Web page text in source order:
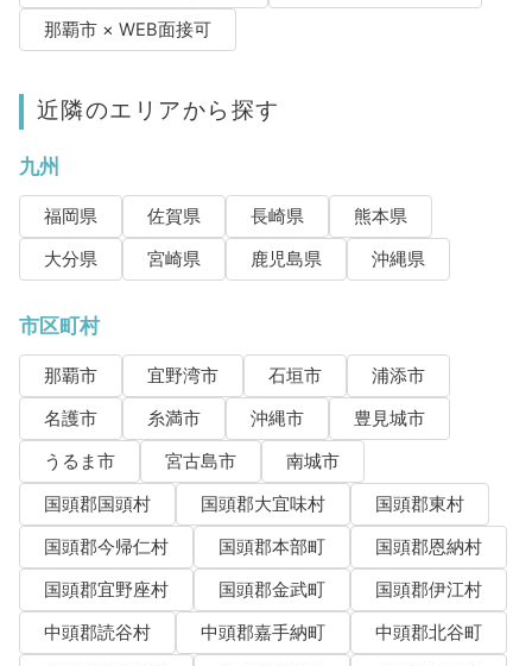
那覇市 × WEB面接可
近隣のエリアから探す
九州
福岡県 佐賀県 長崎県
熊本県
大分県
宮崎県 鹿児島県 沖縄県
市区町村
那覇市 宜野湾市 石垣市
浦添市
名護市
糸満市 沖縄市
豊見城市
うるま市
宮古島市
南城市
国頭郡国頭村
国頭郡大宜味村
国頭郡東村
国頭郡今帰仁村
国頭郡本部町
国頭郡恩納村
国頭郡宜野座村
国頭郡金武町
国頭郡伊江村
中頭郡読谷村
中頭郡嘉手納町
中頭郡北谷町